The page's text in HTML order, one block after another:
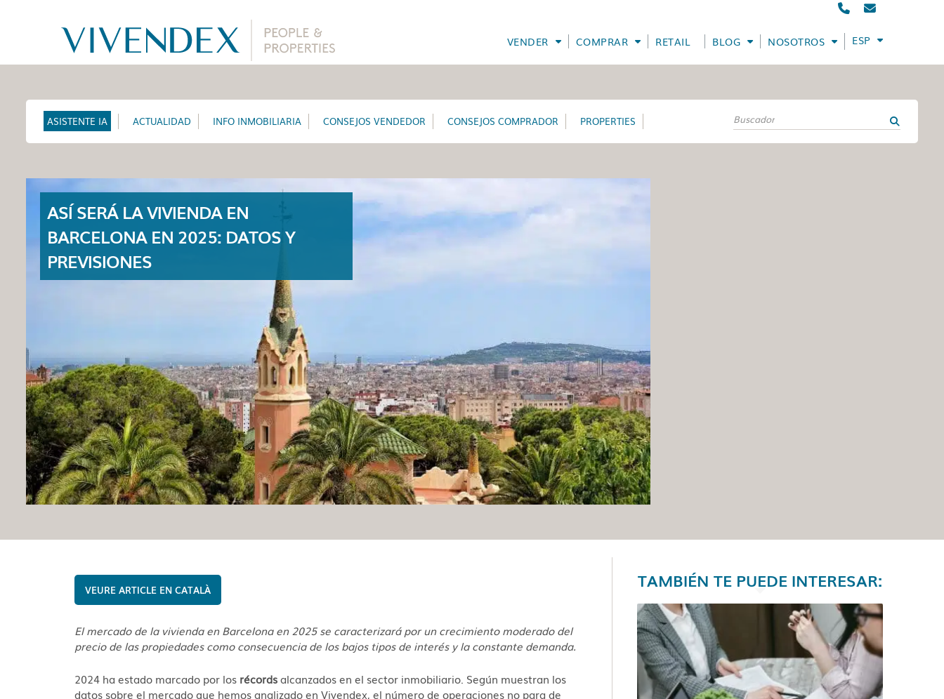
VENDER COMPRAR RETAIL BLOG NOSOTROS ESPAÑOL
ASISTENTE IA ACTUALIDAD INFO INMOBILIARIA CONSEJOS VENDEDOR CONSEJOS COMPRADOR PROPERTIES
ASÍ SERÁ LA VIVIENDA EN
BARCELONA EN 2025: DATOS Y
PREVISIONES
CATALÀ
El mercado de la vivienda en Barcelona en 2025 se caracterizará por un crecimiento moderado del
precio de las propiedades como consecuencia de los bajos tipos de interés y la constante demanda.
2024 ha estado marcado por los récordsalcanzados en el sector inmobiliario. Según muestran los
datos sobre el mercado que hemos analizado en Vivendex, el número de operaciones no para de
TAMBIÉN TE PUEDE INTERESAR: